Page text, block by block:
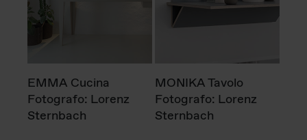
EMMA Cucina
Fotografo: Lorenz
Sternbach
MONIKA Tavolo
Fotografo: Lorenz
Sternbach